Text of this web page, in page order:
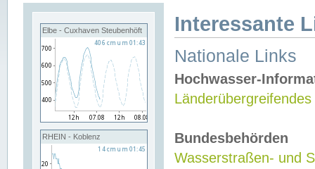
Elbe - Cuxhaven Steubenhöft
RHEIN - Koblenz
Interessante
Nationale Links
Hochwasser-
Bundesbehörden
Wasserstraßen- und